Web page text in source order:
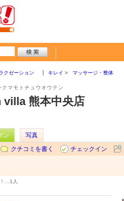
クゼーション キレイ マッサージ・整体
マモトチュウオウテン
熊本中央店
ン
写真
クチコミを書く
チェックイン
… 1人